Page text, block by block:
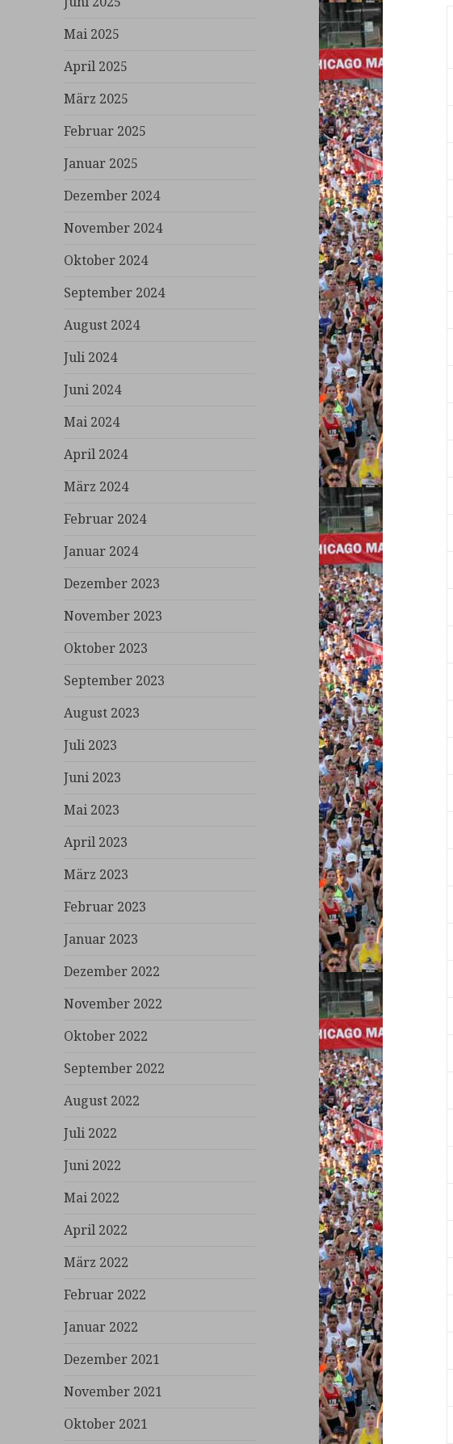
Mai 2025
April 2025
März 2025
Februar 2025
Januar 2025
Dezember 2024
November 2024
Oktober 2024
September 2024
August 2024
Juli 2024
Juni 2024
Mai 2024
April 2024
März 2024
Februar 2024
Januar 2024
Dezember 2023
November 2023
Oktober 2023
September 2023
August 2023
Juli 2023
Juni 2023
Mai 2023
April 2023
März 2023
Februar 2023
Januar 2023
Dezember 2022
November 2022
Oktober 2022
September 2022
August 2022
Juli 2022
Juni 2022
Mai 2022
April 2022
März 2022
Februar 2022
Januar 2022
Dezember 2021
November 2021
Oktober 2021